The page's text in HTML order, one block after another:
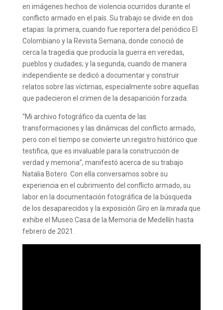
en imágenes hechos de violencia ocurridos durante el
conflicto armado en el país. Su trabajo se divide en dos
etapas: la primera, cuando fue reportera del periódico El
Colombiano y la Revista Semana, donde conoció de
cerca la tragedia que producía la guerra en veredas,
pueblos y ciudades; y la segunda, cuando de manera
independiente se dedicó a documentar y construir
relatos sobre las víctimas, especialmente sobre aquellas
que padecieron el crimen de la desaparición forzada.
“Mi archivo fotográfico da cuenta de las
transformaciones y las dinámicas del conflicto armado,
pero con el tiempo se convierte un registro histórico que
testifica, que es invaluable para la construcción de
verdad y memoria”, manifestó acerca de su trabajo
Natalia Botero. Con ella conversamos sobre su
experiencia en el cubrimiento del conflicto armado, su
labor en la documentación fotográfica de la búsqueda
de los desaparecidos y la exposición Giro en la miradaque
exhibe el Museo Casa de la Memoria de Medellín hasta
febrero de 2021.